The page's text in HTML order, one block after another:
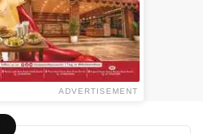
ADVERTISEMENT